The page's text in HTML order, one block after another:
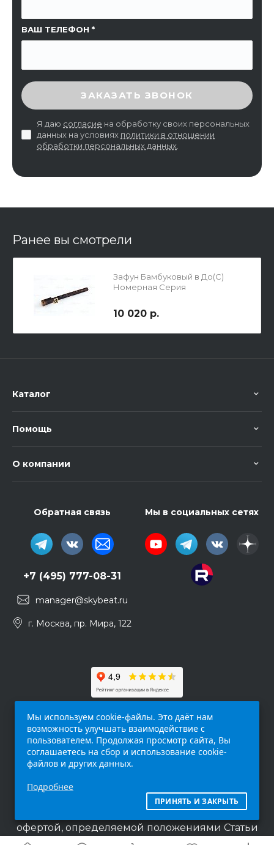
ВАШ ТЕЛЕФОН
ВВЕДИТЕ ПРОВЕРОЧНЫЙ КОД
ЗАКАЗАТЬ ЗВОНОК
Я даю согласие на обработку своих персональных
данных на условиях политики в отношении
обработки персональных данных
Ранее вы смотрели
Зафун Бамбуковый в До(С)
Номерная Серия
10 020 р.
Каталог
Помощь
О компании
Обратная связь
+7 (495) 777-08-31
manager@skybeat.ru
г. Москва, пр. Мира, 122
Мы в социальных сетях
интернет-сайт (
исключительно информационный характер и
ни при каких условиях не является публичной
офертой, определяемой положениями Статьи
437 п.2 Гражданского кодекса Российской
Мы используем cookie-файлы. Это даёт нам
возможность улучшать взаимодействие с
пользователем. Продолжая просмотр сайта, Вы
соглашаетесь на сбор и использование cookie-
файлов и других данных.
Подробнее
ПРИНЯТЬ И ЗАКРЫТЬ